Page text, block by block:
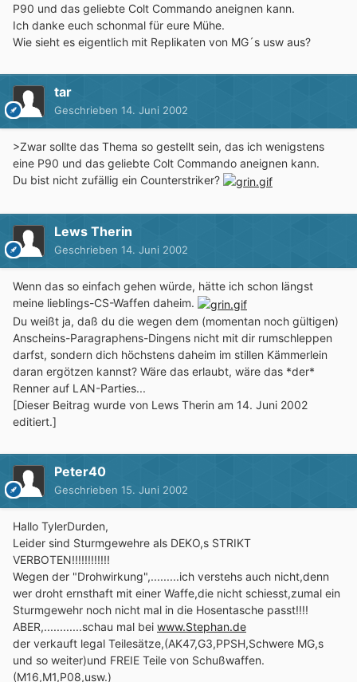
P90 und das geliebte Colt Commando aneignen kann.
Ich danke euch schonmal für eure Mühe.
Wie sieht es eigentlich mit Replikaten von MG´s usw aus?
tar
Geschrieben 14. Juni 2002
>Zwar sollte das Thema so gestellt sein, das ich wenigstens
eine P90 und das geliebte Colt Commando aneignen kann.
Du bist nicht zufällig ein Counterstriker?
Lews Therin
Geschrieben 14. Juni 2002
Wenn das so einfach gehen würde, hätte ich schon längst
meine lieblings-CS-Waffen daheim.
Du weißt ja, daß du die wegen dem (momentan noch gültigen)
Anscheins-Paragraphens-Dingens nicht mit dir rumschleppen
darfst, sondern dich höchstens daheim im stillen Kämmerlein
daran ergötzen kannst? Wäre das erlaubt, wäre das *der*
Renner auf LAN-Parties...
[Dieser Beitrag wurde von Lews Therin am 14. Juni 2002
editiert.]
Peter40
Geschrieben 15. Juni 2002
Hallo TylerDurden,
Leider sind Sturmgewehre als DEKO,s STRIKT
VERBOTEN!!!!!!!!!!!!
Wegen der "Drohwirkung",.........ich verstehs auch nicht,denn
wer droht ernsthaft mit einer Waffe,die nicht schiesst,zumal ein
Sturmgewehr noch nicht mal in die Hosentasche passt!!!!
ABER,............schau mal bei www.Stephan.de
der verkauft legal Teilesätze,(AK47,G3,PPSH,Schwere MG,s
und so weiter)und FREIE Teile von Schußwaffen.
(M16,M1,P08,usw.)